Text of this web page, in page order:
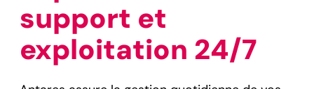
support et
exploitation 24/7